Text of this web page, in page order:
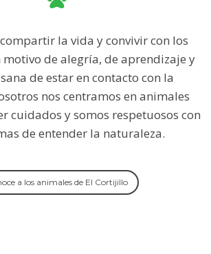
la vida y convivir con los
motivo de alegría, de aprendizaje y
de estar en contacto con la
nos centramos en animales
cuidados y somos respetuosos con
de entender la naturaleza.
a los animales de El Cortijillo